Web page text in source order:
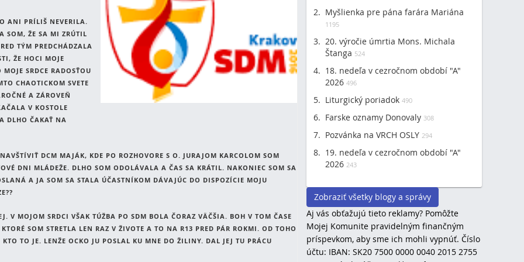
ANI PRÍLIŠ NEVERILA.
SOM, ŽE SA MI ZRÚTIL
TÝM PREDCHÁDZALA
ŽE HOCI MOJE
SRDCE RADOSŤOU
CHAOTICKOM SVETE
A ZÁROVEŇ
V KOSTOLE
DLHO ČAKAŤ NA
DCM MAJÁK, KDE PO ROZHOVORE S O. JURAJOM KARCOLOM SOM
DNI MLÁDEŽE. DLHO SOM ODOLÁVALA A ČAS SA KRÁTIL. NAKONIEC SOM SA
A JA SOM SA STALA ÚČASTNÍKOM DÁVAJÚC DO DISPOZÍCIE MOJU
V MOJOM SRDCI VŠAK TÚŽBA PO SDM BOLA ČORAZ VÄČŠIA. BOH V TOM ČASE
SOM STRETLA LEN RAZ V ŽIVOTE A TO NA R13 PRED PÁR ROKMI. OD TOHO
TO JE. LENŽE OCKO JU POSLAL KU MNE DO ŽILINY. DAL JEJ TU PRÁCU
Myšlienka pre pána farára Mariána
1195
20. výročie úmrtia Mons. Michala
Štanga 524
18. nedeľa v cezročnom období "A"
2026 496
Liturgický poriadok 490
Farske oznamy Donovaly 308
Pozvánka na VRCH OSLY 294
19. nedeľa v cezročnom období "A"
2026 243
Zobraziť všetky blogy a správy
Aj vás obťažujú tieto reklamy? Pomôžte
Mojej Komunite pravidelným finančným
príspevkom, aby sme ich mohli vypnúť. Číslo
účtu: IBAN: SK20 7500 0000 0040 2015 2755